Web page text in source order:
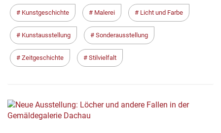
Kunstgeschichte Malerei Licht und Farbe
Kunstausstellung Sonderausstellung
Zeitgeschichte Stilvielfalt